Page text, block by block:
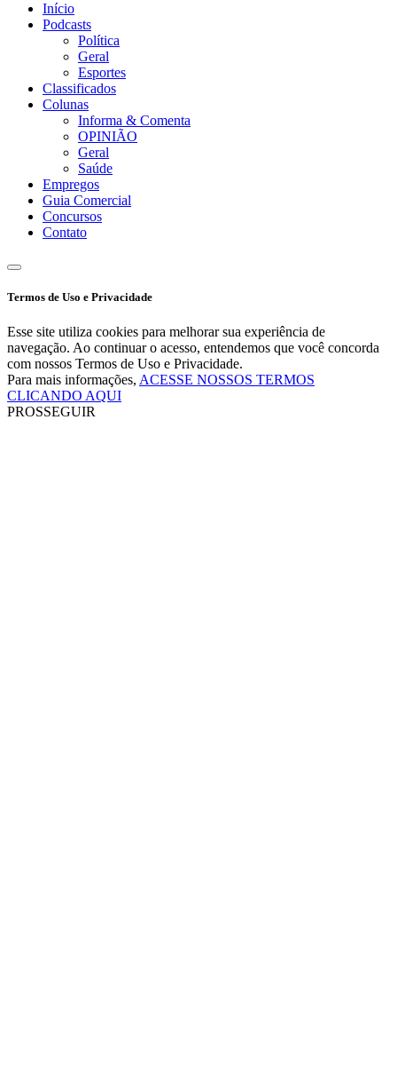
Início
Podcasts
Política
Geral
Esportes
Classificados
Colunas
Informa & Comenta
OPINIÃO
Geral
Saúde
Empregos
Guia Comercial
Concursos
Contato
Termos de Uso e Privacidade
Esse site utiliza cookies para melhorar sua experiência de
navegação. Ao continuar o acesso, entendemos que você concorda
com nossos Termos de Uso e Privacidade.
Para mais informações, ACESSE NOSSOS TERMOS
CLICANDO AQUI
PROSSEGUIR